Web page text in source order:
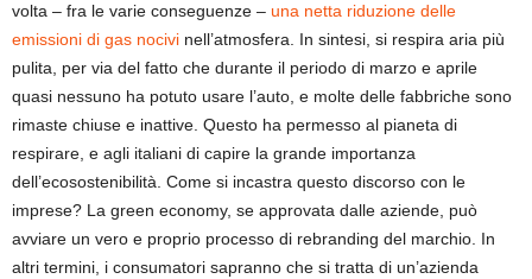
volta – fra le varie conseguenze – una netta riduzione delle
emissioni di gas nocivi nell’atmosfera. In sintesi, si respira aria più
pulita, per via del fatto che durante il periodo di marzo e aprile
quasi nessuno ha potuto usare l’auto, e molte delle fabbriche sono
rimaste chiuse e inattive. Questo ha permesso al pianeta di
respirare, e agli italiani di capire la grande importanza
dell’ecosostenibilità. Come si incastra questo discorso con le
imprese? La green economy, se approvata dalle aziende, può
avviare un vero e proprio processo di rebranding del marchio. In
altri termini, i consumatori sapranno che si tratta di un’azienda